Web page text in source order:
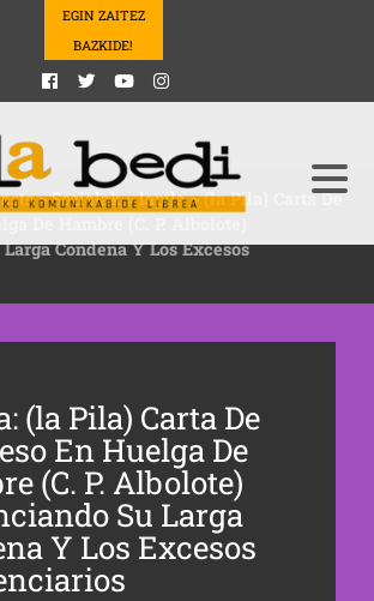
EGIN ZAITEZ
BAZKIDE!
>Sozialak>lapila>(la Pila) Carta De
Condena Y Los Excesos
(la Pila) Carta De
En Huelga De
(C. P. Albolote)
Su Larga
Y Los Excesos